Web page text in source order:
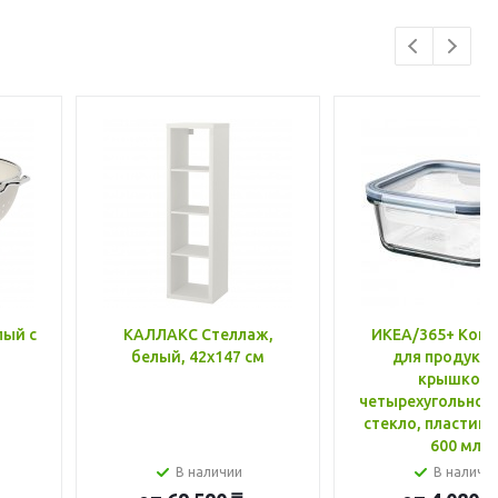
с
КАЛЛАКС Стеллаж,
белый, 42x147 см
В наличии
ИКЕА/365+
для
крышкой,
стекло, пластик
600 мл
В